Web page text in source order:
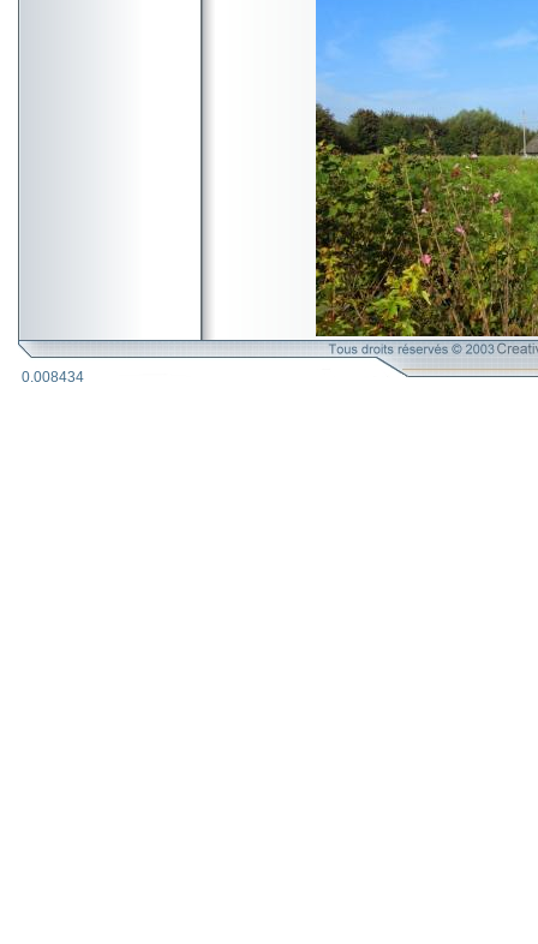
0.008434